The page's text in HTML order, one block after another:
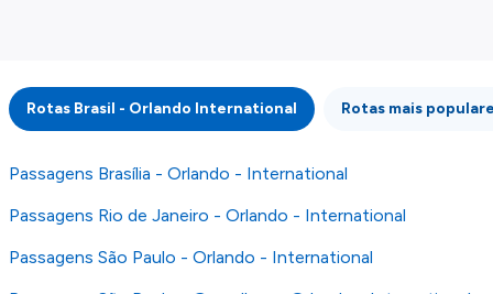
integridade ou pela precisão da informação
publicada, por isso verifique com atenção todas
as condições no website do parceiro antes de
fazer uma reserva. Para mais detalhes verifique
os nossos
Termos e Condições.
Rotas Brasil - Orlando International Rotas mais
Passagens Brasília - Orlando - International
Passagens Rio de Janeiro - Orlando - International
Passagens São Paulo - Orlando - International